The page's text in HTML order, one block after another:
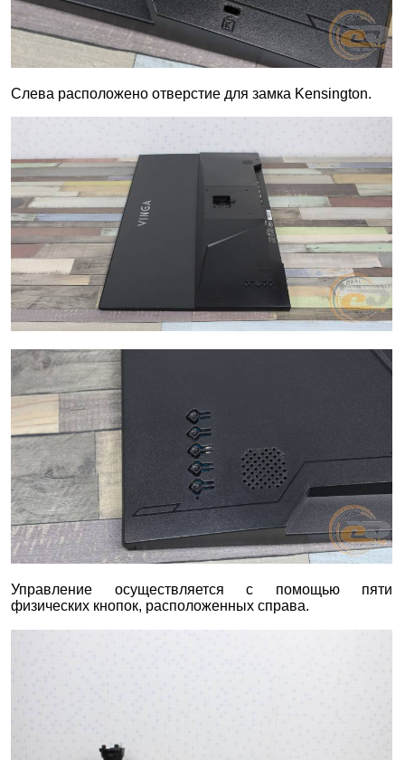
Слева расположено отверстие для замка Kensington.
Управление осуществляется с помощью пяти
физических кнопок, расположенных справа.